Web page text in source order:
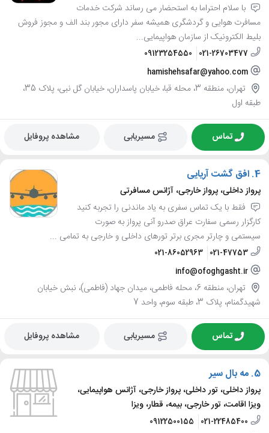
با سلام احتراما به استحضار می رساند شرکت خدمات
مسافرت هوایی و گردشگری همیشه سفر دارای مجور بند الف و مجوز فروش
بلیط الکترونیک از سازمان هواپیمایی...
021-26703477
09123254550
hamishehsafar@yahoo.com
تهران، منطقه 3، محله قبا، خیابان پاسداران، خیابان گل نبی، پلاک 35،
طبقه اول
تماس مسیریابی مشاهده پروفایل
4. افق گشت آریایی
پرواز داخلی، پرواز خارجی، آژانس مسافرتی
فقط با یک تماس سفری به یاد ماندنی را تجربه کنید
کارگزار رسمی سفارت عراق صدرو آنی پرواز به صورت
سیستمی و چارتر مجری برتر تورهای داخلی و خارجی به تمامی ...
021-47753
021-86052963
info@ofoghgasht.ir
تهران، منطقه 6، محله فاطمی، میدان جهاد (فاطمی)، نبش خیابان
شهیدگمنام، پلاک 3، طبقه سوم، واحد 7
تماس مسیریابی مشاهده پروفایل
5. مه بال سیر
پرواز داخلی، تور داخلی، پرواز خارجی، آژانس هواپیمایی،
ویزا اقامت، تور خارجی، بیمه، قطار، ویزا
021-22485400
09122500155